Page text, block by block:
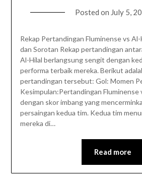
Posted on July 5,
Rekap Pertandingan Fluminense vs
dan Sorotan Rekap pertandingan
Al-Hilal berlangsung sengit dengan
performa terbaik mereka. Berikut
pertandingan tersebut: Gol: Momen
Kesimpulan:Pertandingan Fluminense
dengan skor imbang yang
persaingan kedua tim. Kedua tim
mereka di…
Read more